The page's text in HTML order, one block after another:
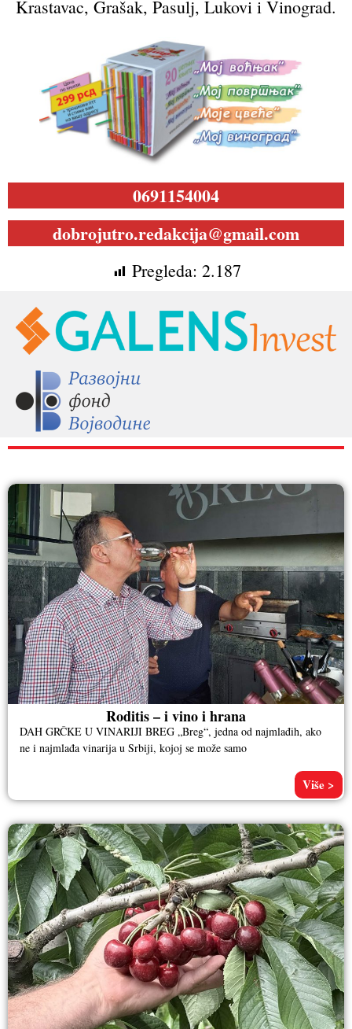
Krastavac, Grašak, Pasulj, Lukovi i Vinograd.
0691154004
dobrojutro.redakcija@gmail.com
Pregleda: 2.187
RAZNO
Roditis – i vino i hrana
DAH GRČKE U VINARIJI BREG „Breg“, jedna od najmlađih, ako
ne i najmlađa vinarija u Srbiji, kojoj se može samo
Više >